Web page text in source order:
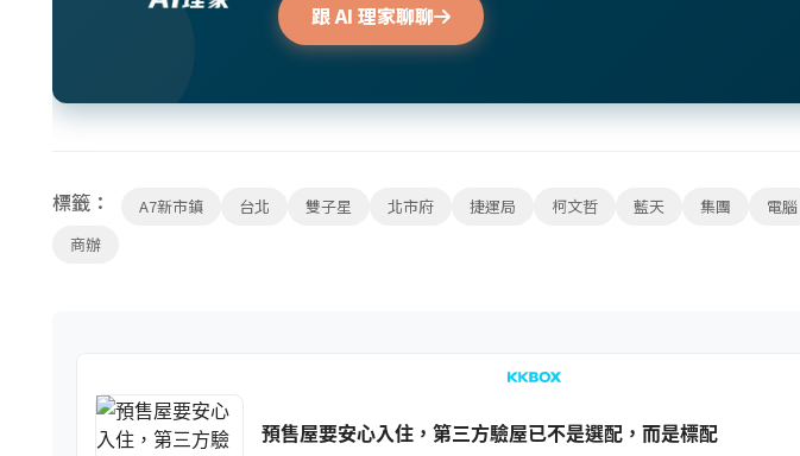
跟 AI 理家聊聊
標籤： A7新市鎮 台北 雙子星 北市府 捷運局 柯文哲 藍天 集團 電腦
商辦